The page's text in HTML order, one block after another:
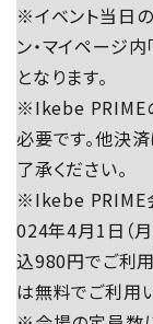
※イベント当日の
ン・マイページ
となります。
※Ikebe PRIME
必要です。他決
了承ください。
※Ikebe PRIME
024年4月1日（
込980円でご利
は無料でご利用